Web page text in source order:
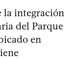
la integración
del Parque
en